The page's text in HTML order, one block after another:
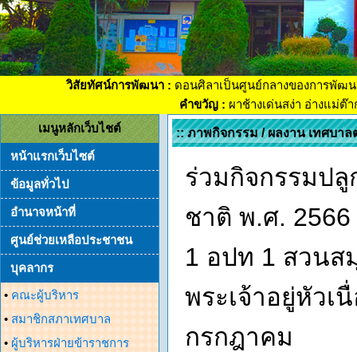
วิสัยทัศน์การพัฒนา : ดอนศิลาเป็นศูนย์กลางของการพัฒ
คำขวัญ : ผาช้างเด่นสง่า อ่างแม่ต๊
เมนูหลักเว็บไชต์
หน้าแรกเว็บไซต์
ข้อมูลทั่วไป
อำนาจหน้าที่
ศูนย์ช่วยเหลือประชาชน
บุคลากร
• คณะผู้บริหาร
• สมาชิกสภาเทศบาล
• ผู้บริหารฝ่ายข้าราชการ
:: ภาพกิจกรรม / ผลงาน เทศบา
ร่วมกิจกรรมป
ชาติ พ.ศ.
1 อปท 1 สวนส
พระเจ้าอยู่หัวเ
กรกฎาคม